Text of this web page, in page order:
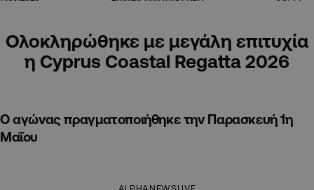
Ολοκληρώθηκε με μεγάλη επιτυχία
η Cyprus Coastal Regatta 2026
Ο αγώνας πραγματοποιήθηκε την Παρασκευή 1η
Μαΐου